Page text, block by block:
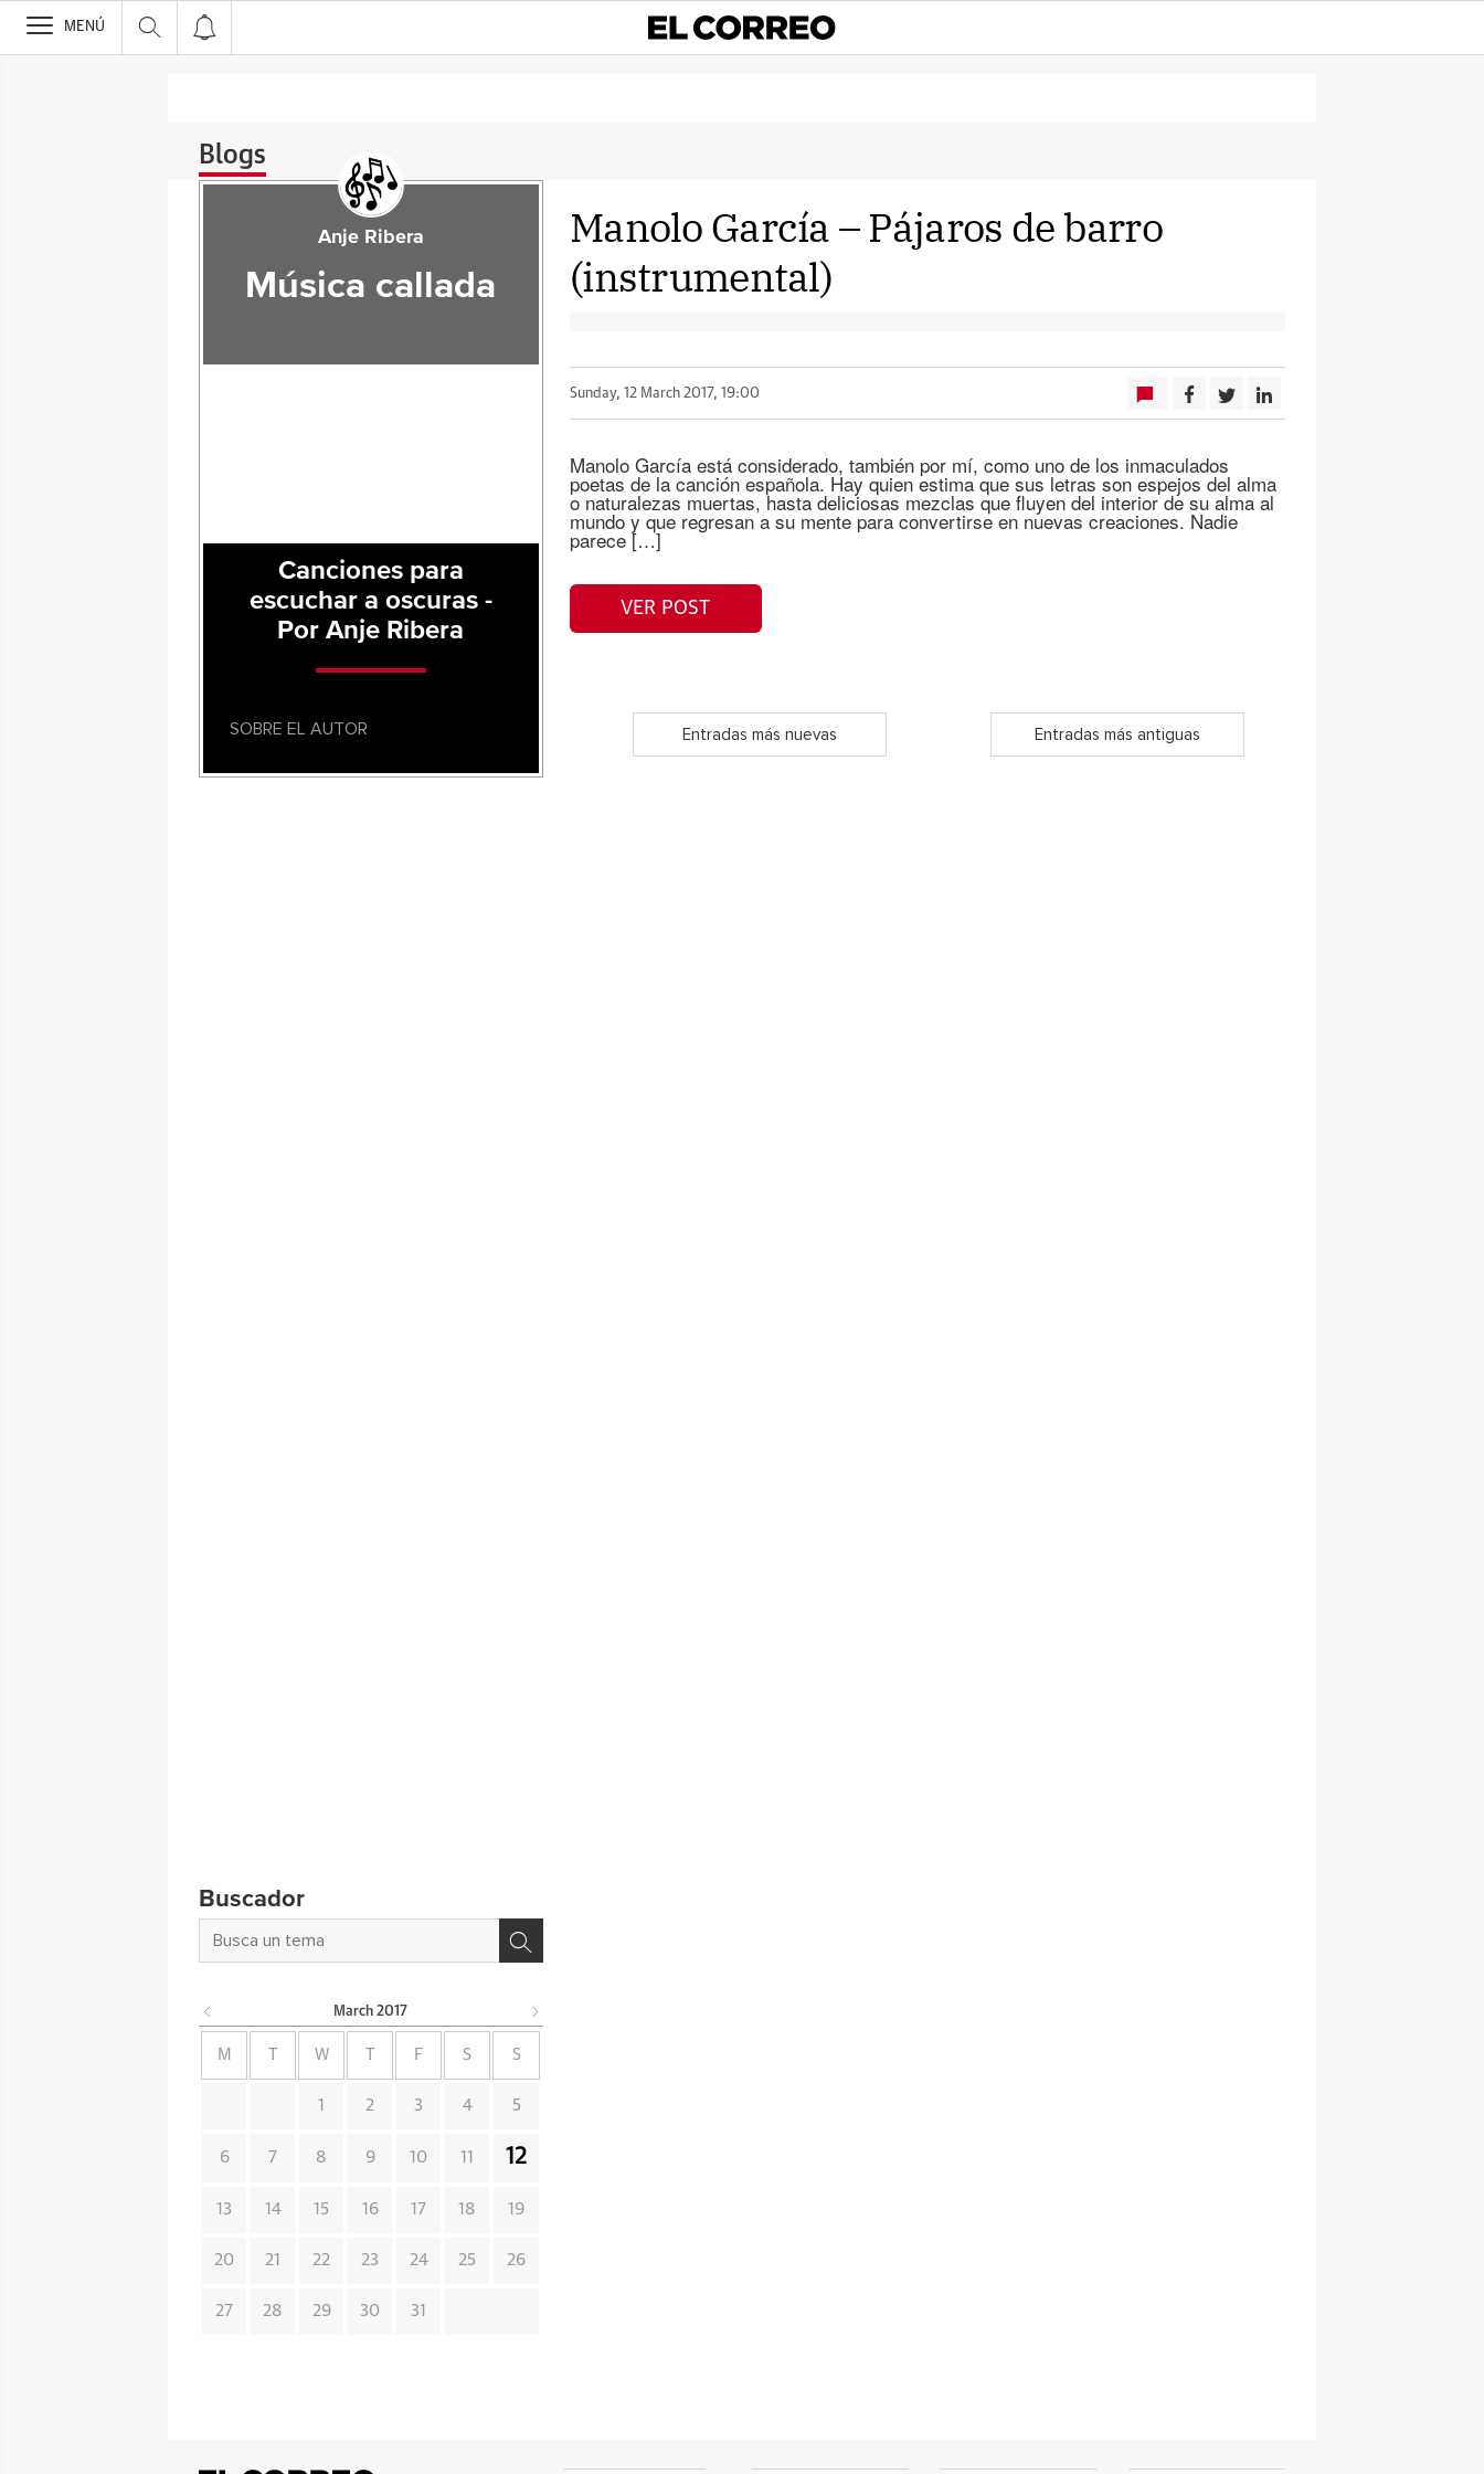
>
MENÚ
Blogs
Manolo García – Pájaros de barro
(instrumental)
Sunday, 12 March 2017, 19:00
Manolo García está considerado, también por mí, como uno de los inmaculados
poetas de la canción española. Hay quien estima que sus letras son espejos del alma
o naturalezas muertas, hasta deliciosas mezclas que fluyen del interior de su alma al
mundo y que regresan a su mente para convertirse en nuevas creaciones. Nadie
parece […]
VER POST
Entradas más nuevas Entradas más antiguas
Anje Ribera
Música callada
Canciones para
escuchar a oscuras -
Por Anje Ribera
SOBRE EL AUTOR
Buscador
March 2017
M W F S S
1 2 3 4 5
6 7 8 9 10 11 12
13 14 15 16 17 18 19
20 21 22 23 24 25 26
27 28 29 30 31